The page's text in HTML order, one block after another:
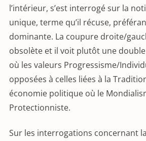
l’intérieur, s’est interrogé sur la
unique, terme qu’il récuse,
dominante. La coupure droite/
obsolète et il voit plutôt une
où les valeurs Progressisme/
opposées à celles liées à la
économie politique où le
Protectionniste.
Sur les interrogations concernant